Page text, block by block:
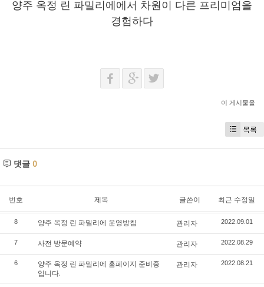
양주 옥정 린 파밀리에에서 차원이 다른 프리미엄을
경험하다
이 게시물을
목록
댓글 0
번호 제목 글쓴이 최근 수정일
8 양주 옥정 린 파밀리에 운영방침 관리자 2022.09.01
7 사전 방문예약 관리자 2022.08.29
6
양주 옥정 린 파밀리에 홈페이지 준비중
입니다.
관리자 2022.08.21